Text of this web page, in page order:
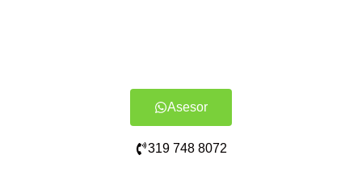
Asesor
319 748 8072